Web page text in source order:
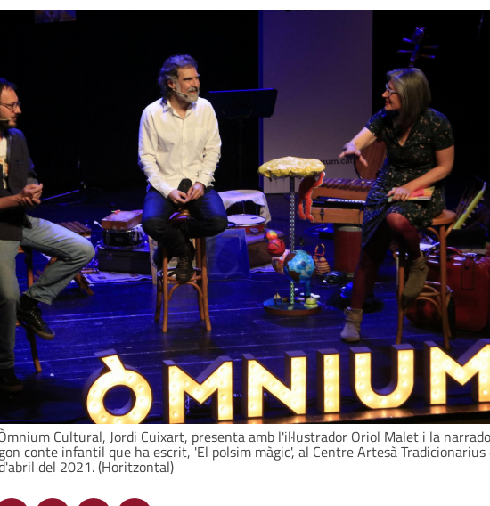
Cultural, Jordi Cuixart, presenta amb l'il·lustrador Oriol Malet i la
conte infantil que ha escrit, 'El polsim màgic', al Centre Artesà Tradicionarius
del 2021. (Horitzontal)